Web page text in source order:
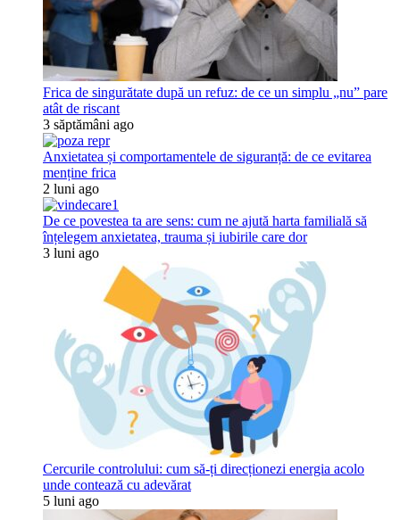
Frica de singurătate după un refuz: de ce un simplu „nu” pare
atât de riscant
3 săptămâni ago
Anxietatea și comportamentele de siguranță: de ce evitarea
menține frica
2 luni ago
De ce povestea ta are sens: cum ne ajută harta familială să
înțelegem anxietatea, trauma și iubirile care dor
3 luni ago
Cercurile controlului: cum să-ți direcționezi energia acolo
unde contează cu adevărat
5 luni ago